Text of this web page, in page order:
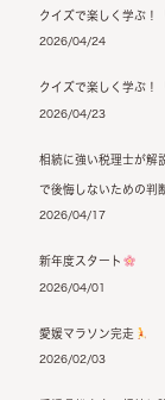
クイズで楽しく学ぶ！
2026/04/24
クイズで楽しく学ぶ！
2026/04/23
相続に強い税理士が解
で後悔しないための判
2026/04/17
新年度スタート
2026/04/01
愛媛マラソン完走
2026/02/03